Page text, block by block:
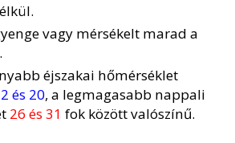
vagy mérsékelt marad a
éjszakai hőmérséklet
és 20, a legmagasabb nappali
26 és 31 fok között valószínű.